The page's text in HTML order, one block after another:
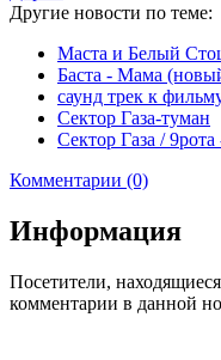
Другие новости по теме:
Маста и Белый
Баста - Мама
саунд трек к
Сектор Газа-туман
Сектор Газа /
Комментарии (0)
Информация
Посетители,
комментарии в данной